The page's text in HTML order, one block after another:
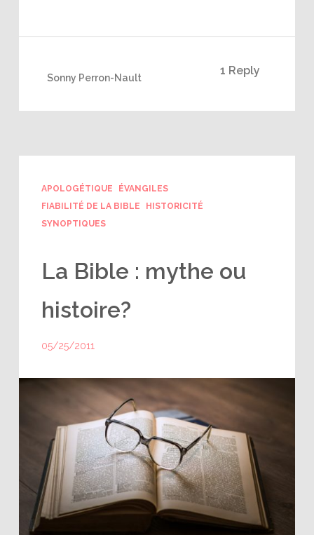
1 Reply
Sonny Perron-Nault
APOLOGÉTIQUE
ÉVANGILES
FIABILITÉ DE LA BIBLE
HISTORICITÉ
SYNOPTIQUES
La Bible : mythe ou
histoire?
05/25/2011